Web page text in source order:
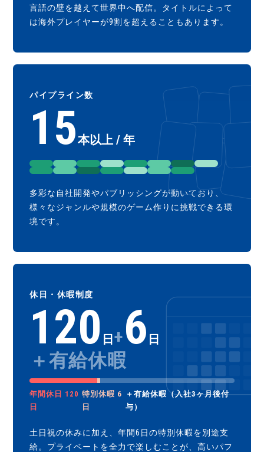
言語の壁を越えて世界中へ配信。タイトルによって
は海外プレイヤーが9割を超えることもあります。
パイプライン数
15本以上 / 年
多彩な自社開発やパブリッシングが動いており、
様々なジャンルや規模のゲーム作りに挑戦できる環
境です。
休日・休暇制度
120 日 +6 日
＋有給休暇
年間休日 120
日
特別休暇 6
日
＋有給休暇（入社3ヶ月後付
与）
土日祝の休みに加え、年間6日の特別休暇を別途支
給。プライベートを全力で楽しむことが、高いパフ